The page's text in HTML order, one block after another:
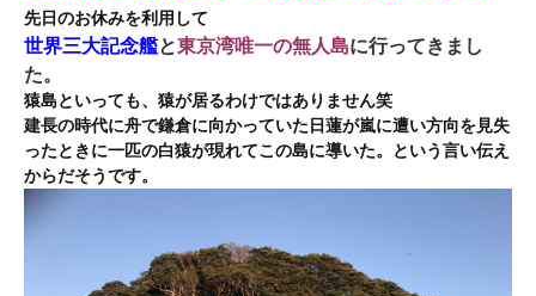
先日のお休みを利用して
世界三大記念艦と東京湾唯一の無人島に行ってきまし
た。
猿島といっても、猿が居るわけではありません笑
建長の時代に舟で鎌倉に向かっていた日蓮が嵐に遭い方向を見失
ったときに一匹の白猿が現れてこの島に導いた。という言い伝え
からだそうです。